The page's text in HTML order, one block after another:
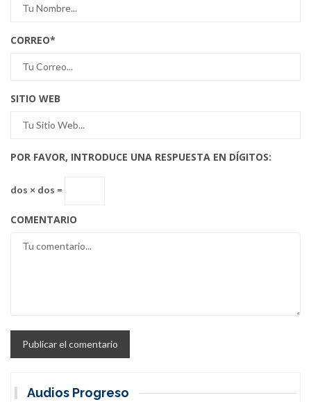
CORREO*
SITIO WEB
POR FAVOR, INTRODUCE UNA RESPUESTA EN DÍGITOS:
dos × dos =
COMENTARIO
Audios Progreso